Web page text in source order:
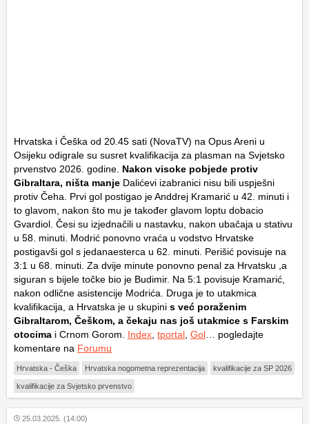
Hrvatska i Češka od 20.45 sati (NovaTV) na Opus Areni u
Osijeku odigrale su susret kvalifikacija za plasman na Svjetsko
prvenstvo 2026. godine. Nakon visoke pobjede protiv
Gibraltara, ništa manje Dalićevi izabranici nisu bili uspješni
protiv Čeha. Prvi gol postigao je Anddrej Kramarić u 42. minuti i
to glavom, nakon što mu je također glavom loptu dobacio
Gvardiol. Česi su izjednačili u nastavku, nakon ubačaja u stativu
u 58. minuti. Modrić ponovno vraća u vodstvo Hrvatske
postigavši gol s jedanaesterca u 62. minuti. Perišić povisuje na
3:1 u 68. minuti. Za dvije minute ponovno penal za Hrvatsku ,a
siguran s bijele točke bio je Budimir. Na 5:1 povisuje Kramarić,
nakon odlične asistencije Modrića. Druga je to utakmica
kvalifikacija, a Hrvatska je u skupini s već poraženim
Gibraltarom, Češkom, a čekaju nas još utakmice s Farskim
otocima i Crnom Gorom. Index, tportal, Gol… pogledajte
komentare na Forumu
Hrvatska - Češka Hrvatska nogometna reprezentacija kvalifikacije za SP 2026
kvalifikacije za Svjetsko prvenstvo
25.03.2025. (14:00)